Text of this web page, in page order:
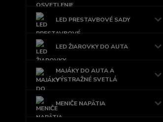
LED PRESTAVBOVÉ SADY
LED ŽIAROVKY DO AUTA
MAJÁKY DO AUTA A
VÝSTRAŽNÉ SVETLÁ
MENIČE NAPÄTIA